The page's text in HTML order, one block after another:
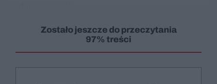
Zostało jeszcze do przeczytania
97% treści